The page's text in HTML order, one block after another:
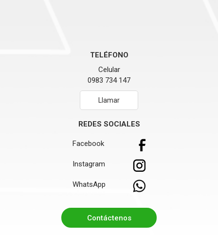
TELÉFONO
Celular
0983 734 147
Llamar
REDES SOCIALES
Facebook
Instagram
WhatsApp
Contáctenos